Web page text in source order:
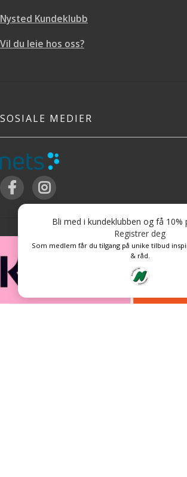
Nysted Kundeklubb
Vil du leie hos oss?
SOSIALE MEDIER
Bli med i kundeklubben og få 10%
Registrer deg
Som medlem får du tilgang på unike tilbud
& råd.